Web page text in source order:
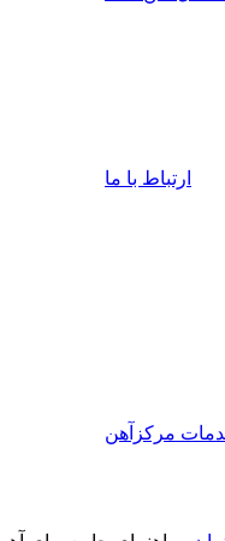
ارتباط با ما
مرکزآهن